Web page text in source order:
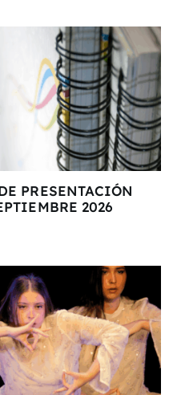
PRESENTACIÓN
2026